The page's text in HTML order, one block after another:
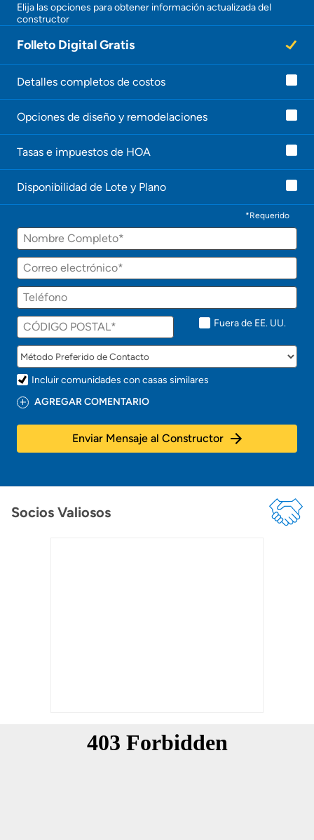
Elija las opciones para obtener información actualizada del
constructor
Folleto Digital Gratis
Detalles completos de costos
Opciones de diseño y remodelaciones
Tasas e impuestos de HOA
Disponibilidad de Lote y Plano
*Requerido
Fuera de EE. UU.
Incluir comunidades con casas similares
AGREGAR COMENTARIO
Enviar Mensaje al Constructor
Socios Valiosos